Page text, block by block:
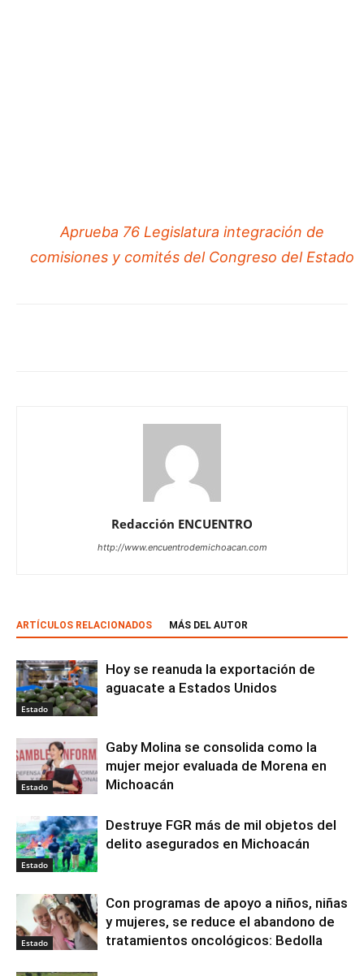
Aprueba 76 Legislatura integración de
comisiones y comités del Congreso del Estado
Redacción ENCUENTRO
http://www.encuentrodemichoacan.com
ARTÍCULOS RELACIONADOS MÁS DEL AUTOR
Estado
Hoy se reanuda la exportación de
aguacate a Estados Unidos
Estado
Gaby Molina se consolida como la
mujer mejor evaluada de Morena en
Michoacán
Estado
Destruye FGR más de mil objetos del
delito asegurados en Michoacán
Estado
Con programas de apoyo a niños, niñas
y mujeres, se reduce el abandono de
tratamientos oncológicos: Bedolla